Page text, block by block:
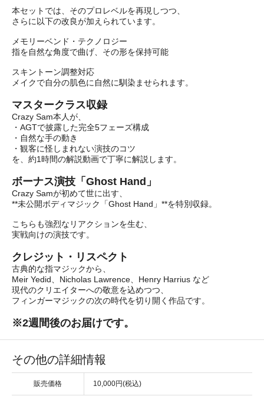
本セットでは、そのプロレベルを再現しつつ、
さらに以下の改良が加えられています。
メモリーベンド・テクノロジー
指を自然な角度で曲げ、その形を保持可能
スキントーン調整対応
メイクで自分の肌色に自然に馴染ませられます。
マスタークラス収録
Crazy Sam本人が、
・AGTで披露した完全5フェーズ構成
・自然な手の動き
・観客に怪しまれない演技のコツ
を、約1時間の解説動画で丁寧に解説します。
ボーナス演技「Ghost Hand」
Crazy Samが初めて世に出す、
**未公開ボディマジック「Ghost Hand」**を特別収録。
こちらも強烈なリアクションを生む、
実戦向けの演技です。
クレジット・リスペクト
古典的な指マジックから、
Meir Yedid、Nicholas Lawrence、Henry Harrius など
現代のクリエイターへの敬意を込めつつ、
フィンガーマジックの次の時代を切り開く作品です。
※2週間後のお届けです。
その他の詳細情報
販売価格 10,000円(税込)